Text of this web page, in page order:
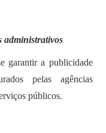
administrativos
garantir a publicidade
pelas agências
públicos.